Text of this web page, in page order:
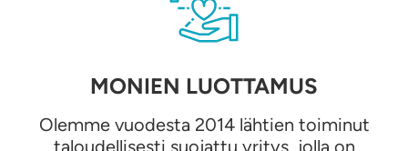
MONIEN LUOTTAMUS
Olemme vuodesta 2014 lähtien toiminut
taloudellisesti suojattu yritys, jolla on